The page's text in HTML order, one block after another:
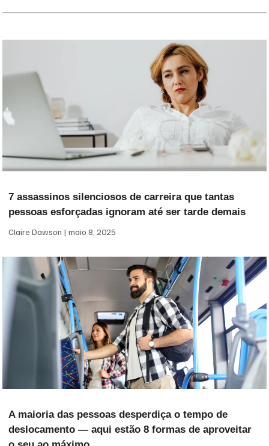
7 assassinos silenciosos de carreira que tantas
pessoas esforçadas ignoram até ser tarde demais
Claire Dawson maio 8, 2025
A maioria das pessoas desperdiça o tempo de
deslocamento — aqui estão 8 formas de aproveitar